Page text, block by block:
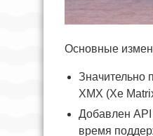
Основные
Значительно
XMX (Xe
Добавлен
время